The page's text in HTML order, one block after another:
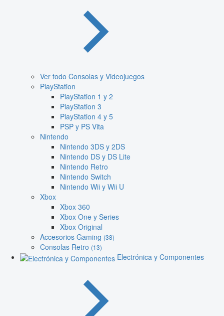
Ver todo Consolas y Videojuegos
PlayStation
PlayStation 1 y 2
PlayStation 3
PlayStation 4 y 5
PSP y PS Vita
Nintendo
Nintendo 3DS y 2DS
Nintendo DS y DS Lite
Nintendo Retro
Nintendo Switch
Nintendo Wii y Wii U
Xbox
Xbox 360
Xbox One y Series
Xbox Original
Accesorios Gaming (38)
Consolas Retro (13)
Electrónica y Componentes